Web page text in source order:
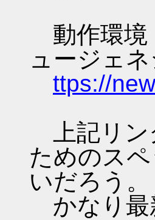
動作環境
ュージェ
ttps://
上記リン
ためのス
いだろう。
かなり最